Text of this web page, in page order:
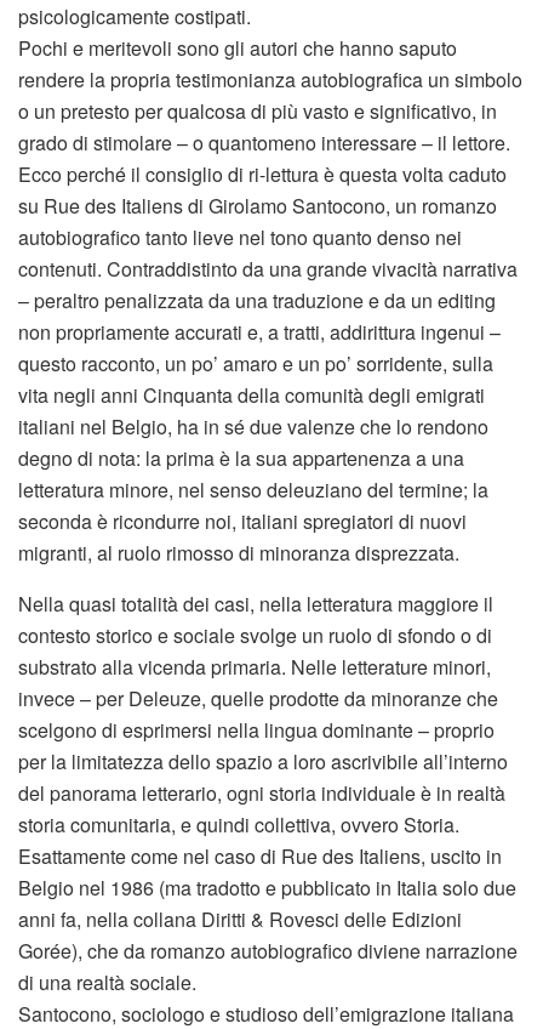
psicologicamente costipati.
Pochi e meritevoli sono gli autori che hanno saputo
rendere la propria testimonianza autobiografica un simbolo
o un pretesto per qualcosa di più vasto e significativo, in
grado di stimolare – o quantomeno interessare – il lettore.
Ecco perché il consiglio di ri-lettura è questa volta caduto
su Rue des Italiens di Girolamo Santocono, un romanzo
autobiografico tanto lieve nel tono quanto denso nei
contenuti. Contraddistinto da una grande vivacità narrativa
– peraltro penalizzata da una traduzione e da un editing
non propriamente accurati e, a tratti, addirittura ingenui –
questo racconto, un po’ amaro e un po’ sorridente, sulla
vita negli anni Cinquanta della comunità degli emigrati
italiani nel Belgio, ha in sé due valenze che lo rendono
degno di nota: la prima è la sua appartenenza a una
letteratura minore, nel senso deleuziano del termine; la
seconda è ricondurre noi, italiani spregiatori di nuovi
migranti, al ruolo rimosso di minoranza disprezzata.
Nella quasi totalità dei casi, nella letteratura maggiore il
contesto storico e sociale svolge un ruolo di sfondo o di
substrato alla vicenda primaria. Nelle letterature minori,
invece – per Deleuze, quelle prodotte da minoranze che
scelgono di esprimersi nella lingua dominante – proprio
per la limitatezza dello spazio a loro ascrivibile all’interno
del panorama letterario, ogni storia individuale è in realtà
storia comunitaria, e quindi collettiva, ovvero Storia.
Esattamente come nel caso di Rue des Italiens, uscito in
Belgio nel 1986 (ma tradotto e pubblicato in Italia solo due
anni fa, nella collana Diritti & Rovesci delle Edizioni
Gorée), che da romanzo autobiografico diviene narrazione
di una realtà sociale.
Santocono, sociologo e studioso dell’emigrazione italiana